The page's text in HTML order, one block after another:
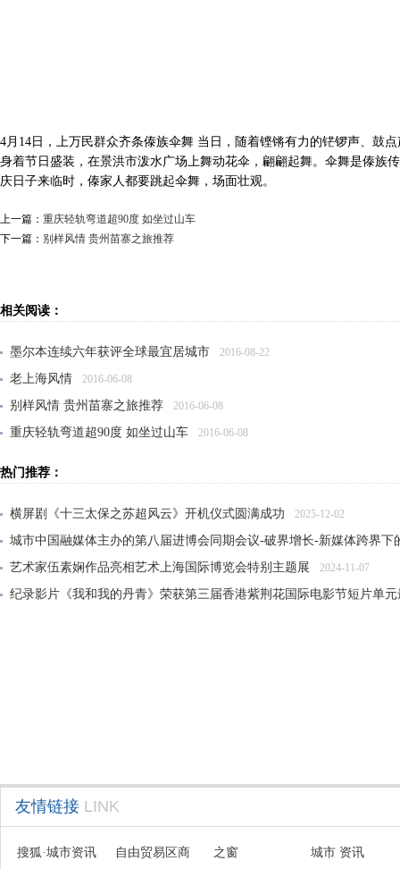
4月14日，上万民群众齐条傣族伞舞 当日，随着铿锵有力的铓锣声、鼓
身着节日盛装，在景洪市泼水广场上舞动花伞，翩翩起舞。伞舞是傣族
庆日子来临时，傣家人都要跳起伞舞，场面壮观。
上一篇： 重庆轻轨弯道超90度 如坐过山车
下一篇： 别样风情 贵州苗寨之旅推荐
相关阅读：
墨尔本连续六年获评全球最宜居城市 2016-08-22
老上海风情 2016-06-08
别样风情 贵州苗寨之旅推荐 2016-06-08
重庆轻轨弯道超90度 如坐过山车 2016-06-08
热门推荐：
横屏剧《十三太保之苏超风云》开机仪式圆满成功 2025-12-02
城市中国融媒体主办的第八届进博会同期会议-破界增长-新媒体跨界下
艺术家伍素娴作品亮相艺术上海国际博览会特别主题展
2024-11-07
纪录影片《我和我的丹青》荣获第三届香港紫荆花国际电影节短片单
友情链接 LINK
搜狐·城市资讯 自由贸易区商 之窗 城市 资讯